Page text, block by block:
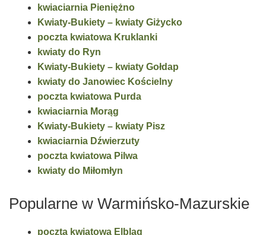
kwiaciarnia Pieniężno
Kwiaty-Bukiety – kwiaty Giżycko
poczta kwiatowa Kruklanki
kwiaty do Ryn
Kwiaty-Bukiety – kwiaty Gołdap
kwiaty do Janowiec Kościelny
poczta kwiatowa Purda
kwiaciarnia Morąg
Kwiaty-Bukiety – kwiaty Pisz
kwiaciarnia Dźwierzuty
poczta kwiatowa Pilwa
kwiaty do Miłomłyn
Popularne w Warmińsko-Mazurskie
poczta kwiatowa Elbląg